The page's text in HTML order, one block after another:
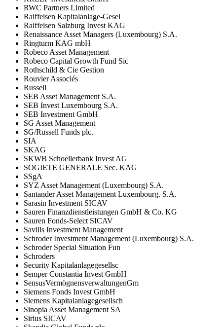
RWC Partners Limited
Raiffeisen Kapitalanlage-Gesel
Raiffeisen Salzburg Invest KAG
Renaissance Asset Managers (Luxembourg) S.A.
Ringturm KAG mbH
Robeco Asset Management
Robeco Capital Growth Fund Sic
Rothschild & Cie Gestion
Rouvier Associés
Russell
SEB Asset Management S.A.
SEB Invest Luxembourg S.A.
SEB Investment GmbH
SG Asset Management
SG/Russell Funds plc.
SIA
SKAG
SKWB Schoellerbank Invest AG
SOGIETE GENERALE Sec. KAG
SSgA
SYZ Asset Management (Luxembourg) S.A.
Santander Asset Management Luxembourg. S.A.
Sarasin Investment SICAV
Sauren Finanzdienstleistungen GmbH & Co. KG
Sauren Fonds-Select SICAV
Savills Investment Management
Schroder Investment Management (Luxembourg) S.A.
Schroder Special Situation Fun
Schroders
Security Kapitalanlagegesellsc
Semper Constantia Invest GmbH
SensusVermögnensverwaltungenGm
Siemens Fonds Invest GmbH
Siemens Kapitalanlagegesellsch
Sinopia Asset Management SA
Sirius SICAV